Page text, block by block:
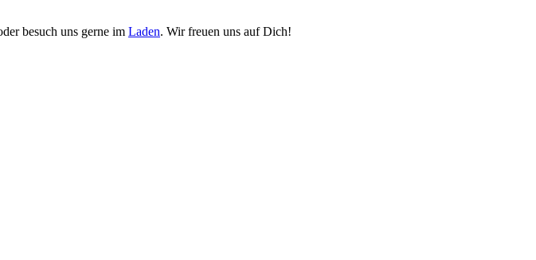
besuch uns gerne im Laden. Wir freuen uns auf Dich!